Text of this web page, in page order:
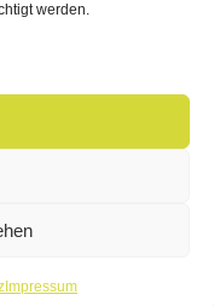
werden.
Impressum